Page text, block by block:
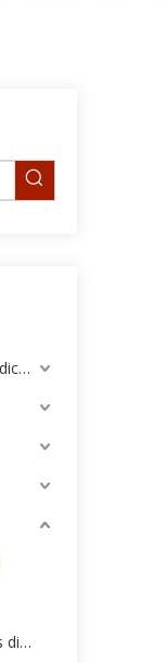
Producto de imágenes médicas
Termómetro de infrarrojos digital